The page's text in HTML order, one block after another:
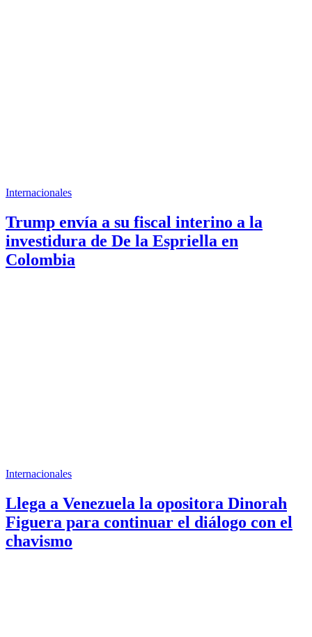
Internacionales
Trump envía a su fiscal interino a la
investidura de De la Espriella en
Colombia
Internacionales
Llega a Venezuela la opositora Dinorah
Figuera para continuar el diálogo con el
chavismo